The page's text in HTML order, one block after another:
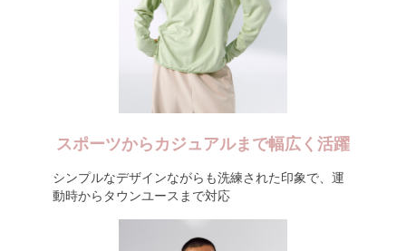
スポーツからカジュアルまで幅広く活躍
シンプルなデザインながらも洗練された印象で、運
動時からタウンユースまで対応